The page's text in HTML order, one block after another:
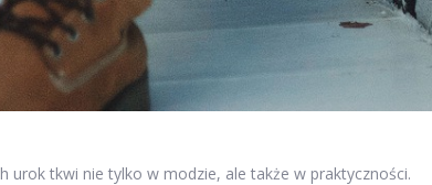
urok tkwi nie tylko w modzie, ale także w praktyczności.